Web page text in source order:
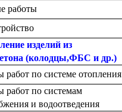
работы
изделий из
(колодцы,ФБС и др.)
работ по системе отопления
работ по системам
и водоотведения